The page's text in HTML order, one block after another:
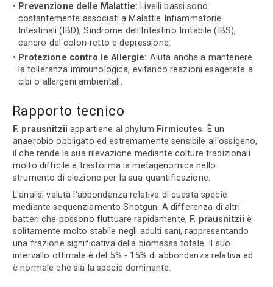
Prevenzione delle Malattie: Livelli bassi sono
costantemente associati a Malattie Infiammatorie
Intestinali (IBD), Sindrome dell'Intestino Irritabile (IBS),
cancro del colon-retto e depressione.
Protezione contro le Allergie: Aiuta anche a mantenere
la tolleranza immunologica, evitando reazioni esagerate a
cibi o allergeni ambientali.
Rapporto tecnico
F. prausnitzii appartiene al phylum Firmicutes. È un
anaerobio obbligato ed estremamente sensibile all'ossigeno,
il che rende la sua rilevazione mediante colture tradizionali
molto difficile e trasforma la metagenomica nello
strumento di elezione per la sua quantificazione.
L'analisi valuta l'abbondanza relativa di questa specie
mediante sequenziamento Shotgun. A differenza di altri
batteri che possono fluttuare rapidamente, F. prausnitzii è
solitamente molto stabile negli adulti sani, rappresentando
una frazione significativa della biomassa totale. Il suo
intervallo ottimale è del 5% - 15% di abbondanza relativa ed
è normale che sia la specie dominante.